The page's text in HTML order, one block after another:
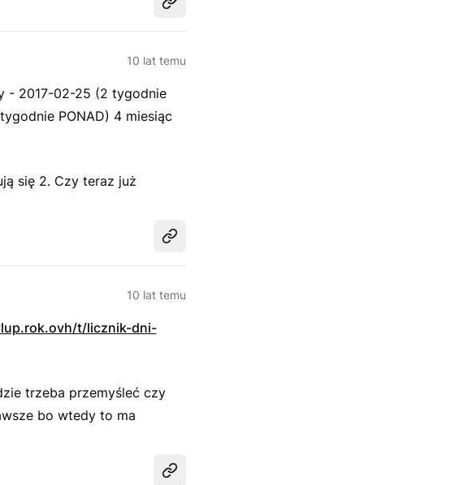
Udostępnij
10 lat temu
- 2017-02-25 (2 tygodnie
PONAD) 4 miesiąc
się 2. Czy teraz już
Udostępnij
10 lat temu
t/licznik-dni-
trzeba przemyśleć czy
bo wtedy to ma
Udostępnij